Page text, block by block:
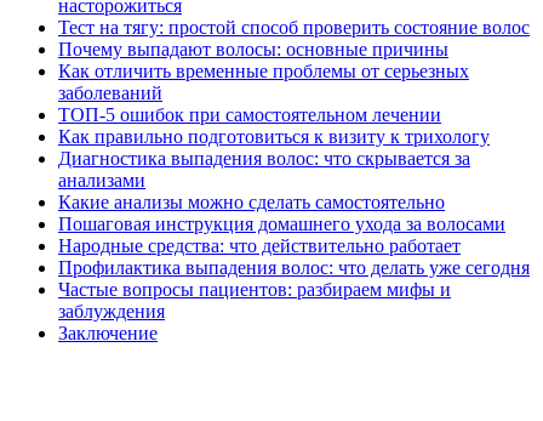
насторожиться
Тест на тягу: простой способ проверить состояние волос
Почему выпадают волосы: основные причины
Как отличить временные проблемы от серьезных
заболеваний
ТОП-5 ошибок при самостоятельном лечении
Как правильно подготовиться к визиту к трихологу
Диагностика выпадения волос: что скрывается за
анализами
Какие анализы можно сделать самостоятельно
Пошаговая инструкция домашнего ухода за волосами
Народные средства: что действительно работает
Профилактика выпадения волос: что делать уже сегодня
Частые вопросы пациентов: разбираем мифы и
заблуждения
Заключение